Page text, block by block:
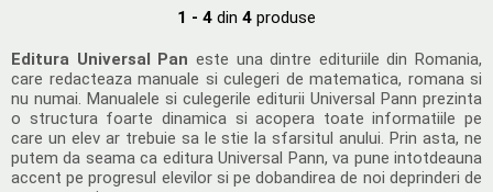
1 - 4 din 4 produse
Editura Universal Pan este una dintre edituriile din Romania,
care redacteaza manuale si culegeri de matematica, romana si
nu numai. Manualele si culegerile editurii Universal Pann prezinta
o structura foarte dinamica si acopera toate informatiile pe
care un elev ar trebuie sa le stie la sfarsitul anului. Prin asta, ne
putem da seama ca editura Universal Pann, va pune intotdeauna
accent pe progresul elevilor si pe dobandirea de noi deprinderi de